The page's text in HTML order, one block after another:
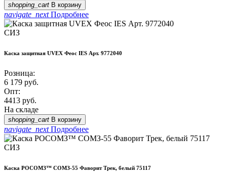
shopping_cart В корзину
navigate_nextПодробнее
СИЗ
Каска защитная UVEX Феос IES Арт. 9772040
Розница:
6 179 руб.
Опт:
4413 руб.
На складе
shopping_cart В корзину
navigate_nextПодробнее
СИЗ
Каска РОСОМЗ™ СОМЗ-55 Фаворит Трек, белый 75117